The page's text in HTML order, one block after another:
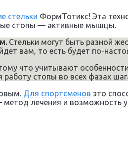
стельки ФормТотикс! Эта
стопы — активные мышцы.
Стельки могут быть разной
вам, то есть будет по-
что учитывают
стопы во всех фазах
Для спортсменов это
лечения и возможность